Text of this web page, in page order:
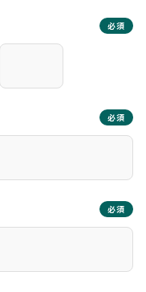
必須
必須
必須